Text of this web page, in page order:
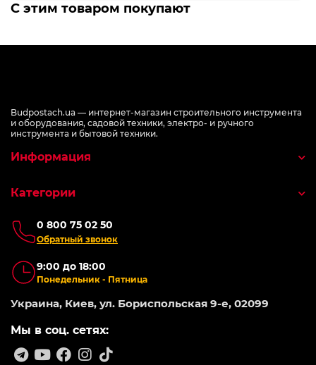
С этим товаром покупают
Budpostach.ua — интернет-магазин строительного инструмента
и оборудования, садовой техники, электро- и ручного
инструмента и бытовой техники.
0 800 75 02 50
Обратный звонок
9:00 до 18:00
Понедельник - Пятница
Украина, Киев, ул. Бориспольская 9-е, 02099
Мы в соц. сетях:
Информация
Категории